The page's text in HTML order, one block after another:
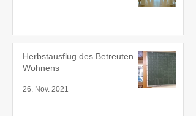
Herbstausflug des Betreuten
Wohnens
26. Nov. 2021